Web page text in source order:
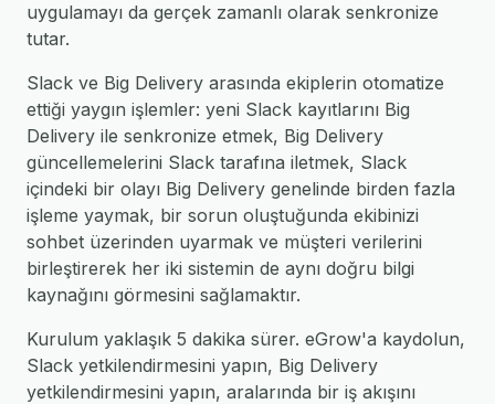
uygulamayı da gerçek zamanlı olarak senkronize
tutar.
Slack ve Big Delivery arasında ekiplerin otomatize
ettiği yaygın işlemler: yeni Slack kayıtlarını Big
Delivery ile senkronize etmek, Big Delivery
güncellemelerini Slack tarafına iletmek, Slack
içindeki bir olayı Big Delivery genelinde birden fazla
işleme yaymak, bir sorun oluştuğunda ekibinizi
sohbet üzerinden uyarmak ve müşteri verilerini
birleştirerek her iki sistemin de aynı doğru bilgi
kaynağını görmesini sağlamaktır.
Kurulum yaklaşık 5 dakika sürer. eGrow'a kaydolun,
Slack yetkilendirmesini yapın, Big Delivery
yetkilendirmesini yapın, aralarında bir iş akışını